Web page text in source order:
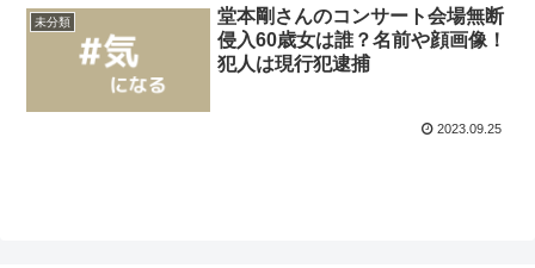
未分類
堂本剛さんのコンサート会場無断
侵入60歳女は誰？名前や顔画像！
犯人は現行犯逮捕
2023.09.25